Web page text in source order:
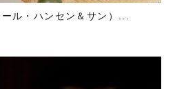
ル・ハンセン＆サン）...